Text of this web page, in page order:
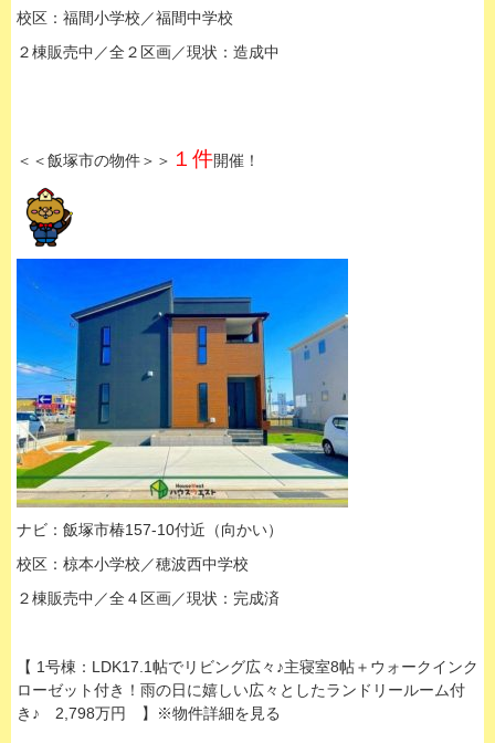
校区：福間小学校／福間中学校
２棟販売中／全２区画／現状：造成中
＜＜飯塚市の物件＞＞ １件開催！
ナビ：飯塚市椿157-10付近（向かい）
校区：椋本小学校／穂波西中学校
２棟販売中／全４区画／現状：完成済
【 1号棟：LDK17.1帖でリビング広々♪主寝室8帖＋ウォークインク
ローゼット付き！雨の日に嬉しい広々としたランドリールーム付
き♪ 2,798万円 】※物件詳細を見る